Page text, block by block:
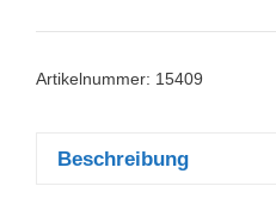
Artikelnummer: 15409
Beschreibung